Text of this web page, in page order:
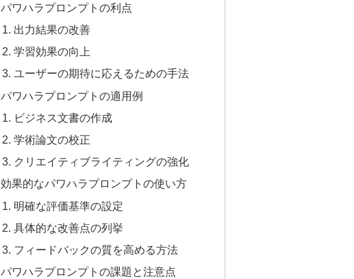
パワハラプロンプトの利点
出力結果の改善
学習効果の向上
ユーザーの期待に応えるための手法
パワハラプロンプトの適用例
ビジネス文書の作成
学術論文の校正
クリエイティブライティングの強化
効果的なパワハラプロンプトの使い方
明確な評価基準の設定
具体的な改善点の列挙
フィードバックの質を高める方法
パワハラプロンプトの課題と注意点